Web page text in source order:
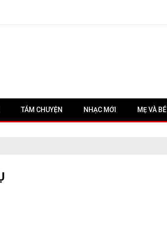
TÁM CHUYỆN NHẠC MỚI MẸ VÀ BÉ